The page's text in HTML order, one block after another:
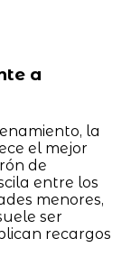
a
la
el mejor
de
entre los
menores,
ser
recargos